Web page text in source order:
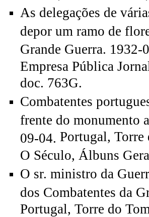
As delegações de
depor um ramo de
Grande Guerra. 1932-
Empresa Pública
doc. 763G.
Combatentes
frente do monumento
09-04. Portugal, Torre
O Século, Álbuns
O sr. ministro da
dos Combatentes da
Portugal, Torre do